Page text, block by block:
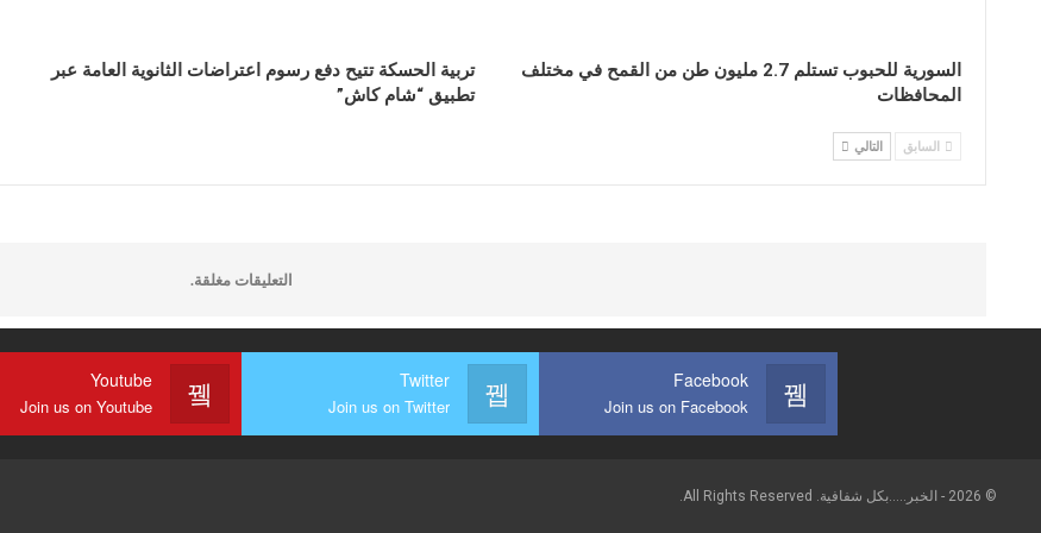
السورية للحبوب تستلم 2.7 مليون طن من القمح في مختلف
المحافظات
تربية الحسكة تتيح دفع رسوم اعتراضات الثانوية العامة عبر
تطبيق “شام كاش”
السابق التالي
التعليقات مغلقة.
Facebook
Join us on Facebook
Twitter
Join us on Twitter
Youtube
Join us on Youtube
© 2026 - الخبر.....بكل شفافية. All Rights Reserved.